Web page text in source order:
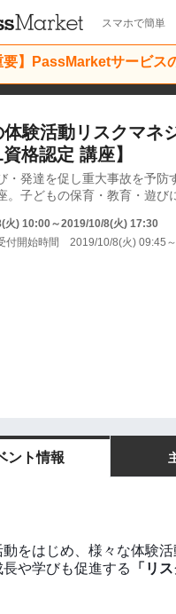
スマホで簡単
要】PassMarketサービス
験活動リスクマネ
格認定 講座】
・発達を促し重大事故を予防
。子どもの保育・教育・遊び
火) 10:00～2019/10/8(火) 17:30
付開始時間 2019/10/8(火) 09:45～
ント情報
動をはじめ、様々な体験活
長や学びも促進する
「リ